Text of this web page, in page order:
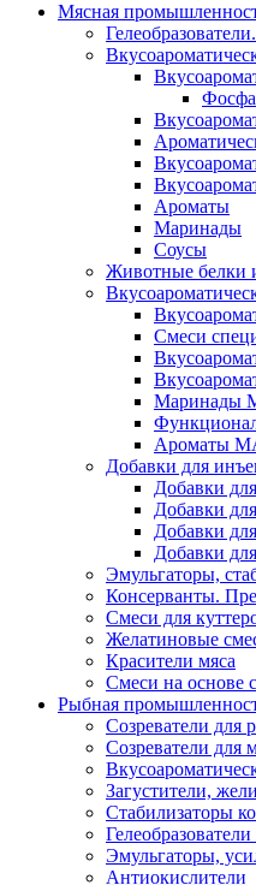
Мясная
Ароматы
Маринады
Соусы
Животные белки
Смеси
Маринады
Ароматы
Добавки для
Добавки
Добавки
Добавки
Добавки
Эмульгаторы,
Консерванты.
Смеси для
Желатиновые
Красители мяса
Смеси на основе
Рыбная
Созреватели для
Созреватели для
Загустители,
Стабилизаторы
Эмульгаторы,
Антиокислители